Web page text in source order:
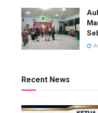
Recent News